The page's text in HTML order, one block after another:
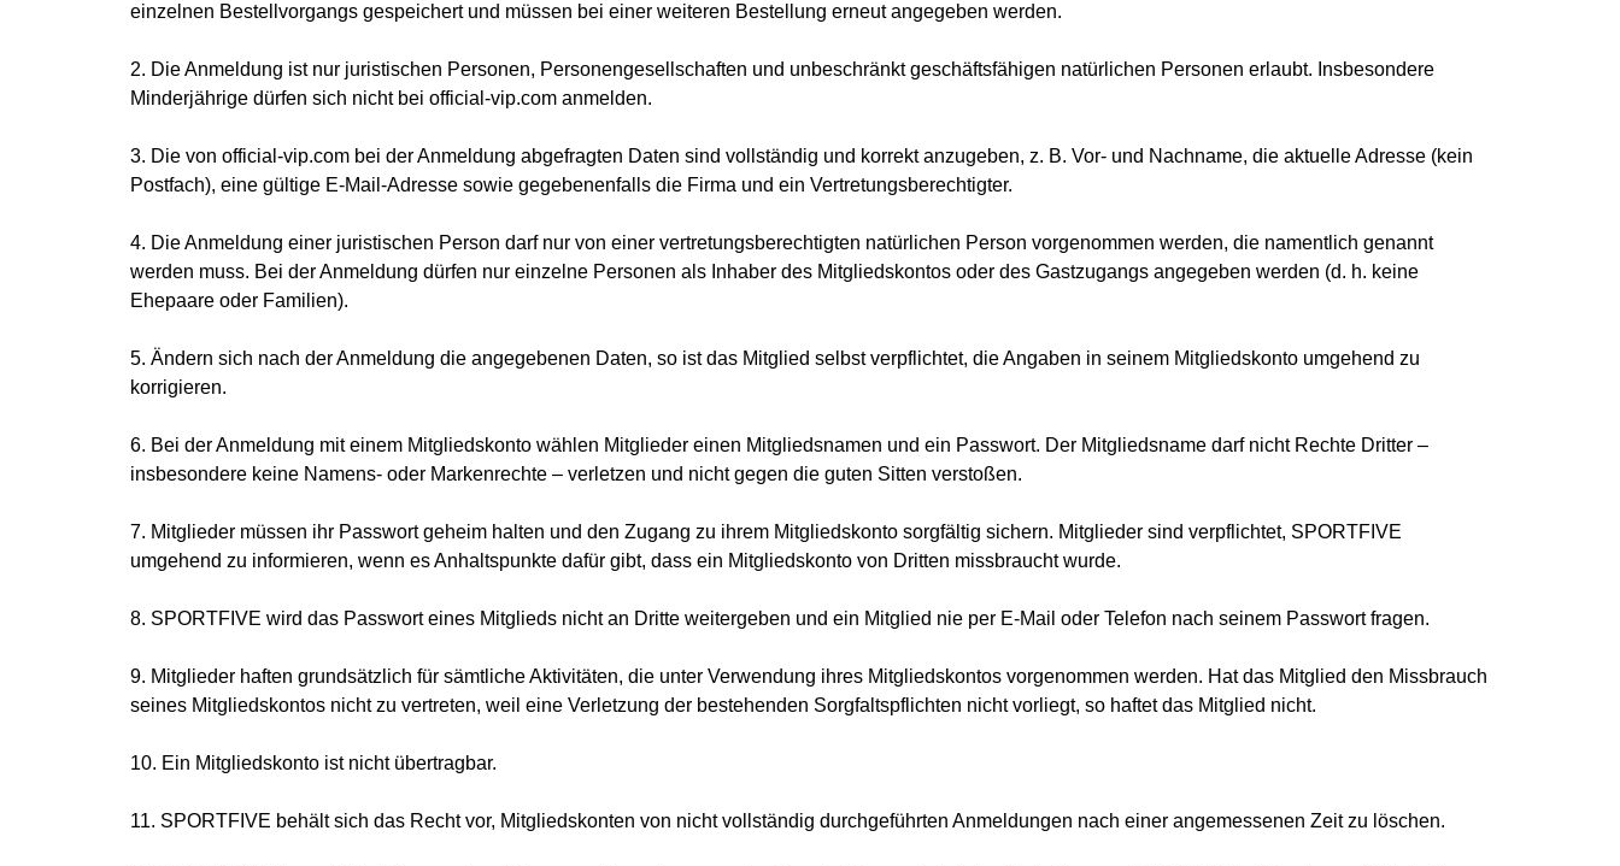
einzelnen Bestellvorgangs gespeichert und müssen bei einer weiteren Bestellung erneut angegeben werden.
2. Die Anmeldung ist nur juristischen Personen, Personengesellschaften und unbeschränkt geschäftsfähigen natürlichen Personen erlaubt. Insbesondere
Minderjährige dürfen sich nicht bei official-vip.com anmelden.
3. Die von official-vip.com bei der Anmeldung abgefragten Daten sind vollständig und korrekt anzugeben, z. B. Vor- und Nachname, die aktuelle Adresse (kein
Postfach), eine gültige E-Mail-Adresse sowie gegebenenfalls die Firma und ein Vertretungsberechtigter.
4. Die Anmeldung einer juristischen Person darf nur von einer vertretungsberechtigten natürlichen Person vorgenommen werden, die namentlich genannt
werden muss. Bei der Anmeldung dürfen nur einzelne Personen als Inhaber des Mitgliedskontos oder des Gastzugangs angegeben werden (d. h. keine
Ehepaare oder Familien).
5. Ändern sich nach der Anmeldung die angegebenen Daten, so ist das Mitglied selbst verpflichtet, die Angaben in seinem Mitgliedskonto umgehend zu
korrigieren.
6. Bei der Anmeldung mit einem Mitgliedskonto wählen Mitglieder einen Mitgliedsnamen und ein Passwort. Der Mitgliedsname darf nicht Rechte Dritter –
insbesondere keine Namens- oder Markenrechte – verletzen und nicht gegen die guten Sitten verstoßen.
7. Mitglieder müssen ihr Passwort geheim halten und den Zugang zu ihrem Mitgliedskonto sorgfältig sichern. Mitglieder sind verpflichtet, SPORTFIVE
umgehend zu informieren, wenn es Anhaltspunkte dafür gibt, dass ein Mitgliedskonto von Dritten missbraucht wurde.
8. SPORTFIVE wird das Passwort eines Mitglieds nicht an Dritte weitergeben und ein Mitglied nie per E-Mail oder Telefon nach seinem Passwort fragen.
9. Mitglieder haften grundsätzlich für sämtliche Aktivitäten, die unter Verwendung ihres Mitgliedskontos vorgenommen werden. Hat das Mitglied den Missbrauch
seines Mitgliedskontos nicht zu vertreten, weil eine Verletzung der bestehenden Sorgfaltspflichten nicht vorliegt, so haftet das Mitglied nicht.
10. Ein Mitgliedskonto ist nicht übertragbar.
11. SPORTFIVE behält sich das Recht vor, Mitgliedskonten von nicht vollständig durchgeführten Anmeldungen nach einer angemessenen Zeit zu löschen.